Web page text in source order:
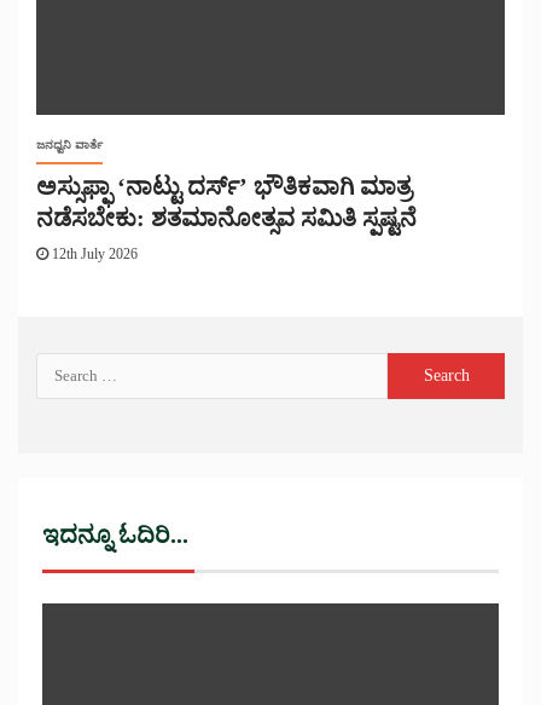
ಜನಧ್ವನಿ ವಾರ್ತೆ
ಅಸ್ಸುಫ್ಫಾ ‘ನಾಟ್ಟು ದರ್ಸ್’ ಭೌತಿಕವಾಗಿ ಮಾತ್ರ
ನಡೆಸಬೇಕು: ಶತಮಾನೋತ್ಸವ ಸಮಿತಿ ಸ್ಪಷ್ಟನೆ
12th July 2026
ಇದನ್ನೂ ಓದಿರಿ...